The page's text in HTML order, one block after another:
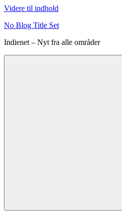
Videre til indhold
No Blog Title Set
Indienet – Nyt fra alle områder